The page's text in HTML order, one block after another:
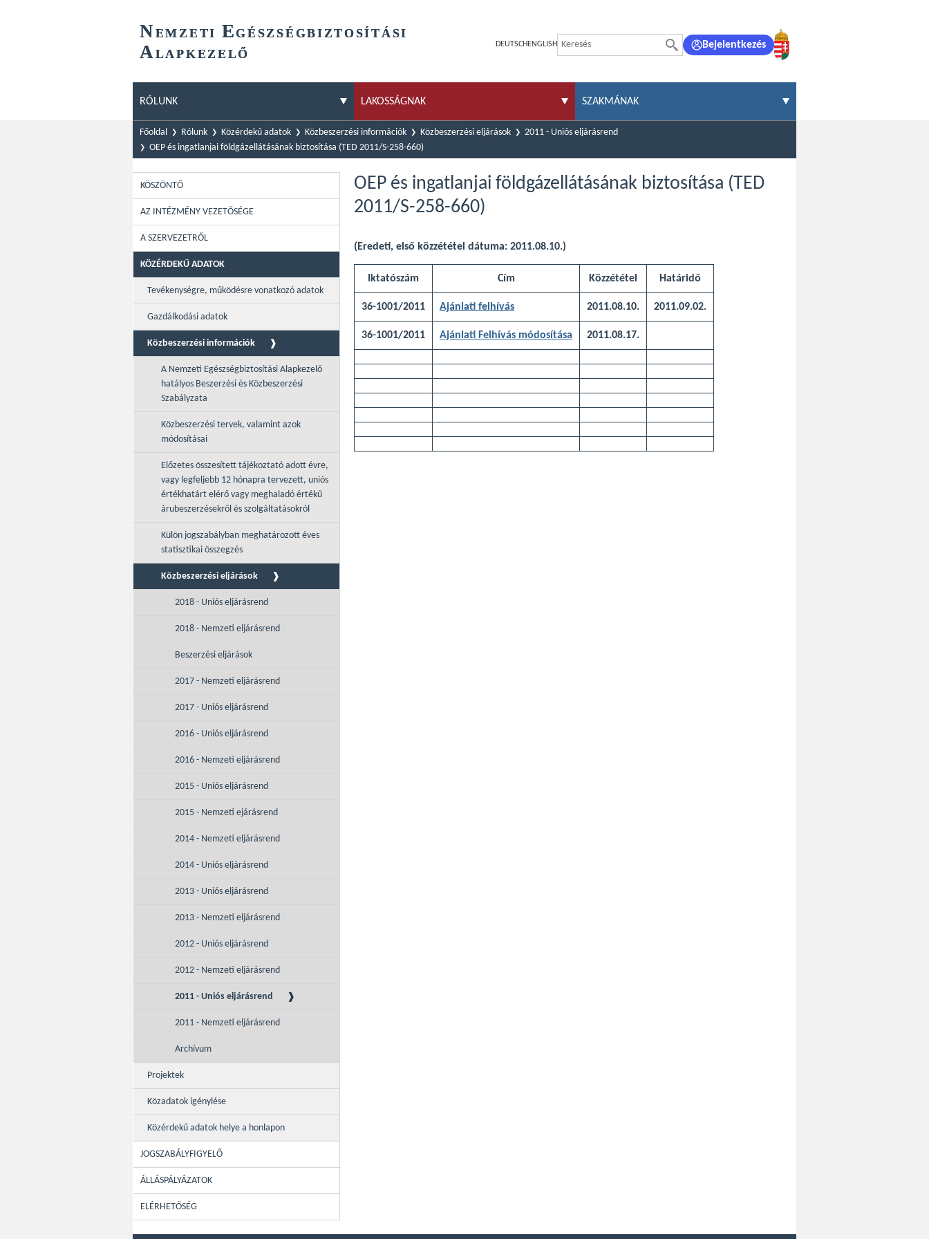
NEMZETI EGÉSZSÉGBIZTOSÍTÁSI
ALAPKEZELŐ
DEUTSCH ENGLISH Bejelentkezés
RÓLUNK LAKOSSÁGNAK SZAKMÁNAK
Főoldal Rólunk Közérdekű adatok Közbeszerzési információk Közbeszerzési eljárások
2011 - Uniós eljárásrend
OEP és ingatlanjai földgázellátásának biztosítása (TED 2011/S-258-660)
KÖSZÖNTŐ
AZ INTÉZMÉNY VEZETŐSÉGE
A SZERVEZETRŐL
KÖZÉRDEKŰ ADATOK
Tevékenységre, működésre vonatkozó adatok
Gazdálkodási adatok
Közbeszerzési információk
A Nemzeti Egészségbiztosítási Alapkezelő
hatályos Beszerzési és Közbeszerzési
Szabályzata
Közbeszerzési tervek, valamint azok
módosításai
Előzetes összesített tájékoztató adott évre,
vagy legfeljebb 12 hónapra tervezett, uniós
értékhatárt elérő vagy meghaladó értékű
árubeszerzésekről és szolgáltatásokról
Külön jogszabályban meghatározott éves
statisztikai összegzés
Közbeszerzési eljárások
2018 - Uniós eljárásrend
2018 - Nemzeti eljárásrend
Beszerzési eljárások
2017 - Nemzeti eljárásrend
2017 - Uniós eljárásrend
2016 - Uniós eljárásrend
2016 - Nemzeti eljárásrend
2015 - Uniós eljárásrend
2015 - Nemzeti ejárásrend
2014 - Nemzeti eljárásrend
2014 - Uniós eljárásrend
2013 - Uniós eljárásrend
2013 - Nemzeti eljárásrend
2012 - Uniós eljárásrend
2012 - Nemzeti eljárásrend
2011 - Uniós eljárásrend
2011 - Nemzeti eljárásrend
Archívum
Projektek
Közadatok igénylése
Közérdekű adatok helye a honlapon
JOGSZABÁLYFIGYELŐ
ÁLLÁSPÁLYÁZATOK
ELÉRHETŐSÉG
OEP és ingatlanjai földgázellátásának biztosítása (TED
2011/S-258-660)
(Eredeti, első közzététel dátuma: 2011.08.10.)
Iktatószám Cím Közzététel Határidő
36-1001/2011 Ajánlati felhívás 2011.08.10. 2011.09.02.
36-1001/2011 Ajánlati Felhívás módosítása 2011.08.17.